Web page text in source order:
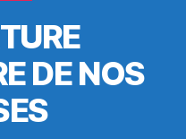
DE NOS